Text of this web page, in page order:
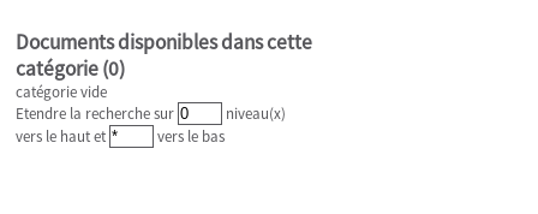
Documents disponibles dans cette
catégorie (0)
catégorie vide
Etendre la recherche sur
niveau(x)
vers le haut et
vers le bas